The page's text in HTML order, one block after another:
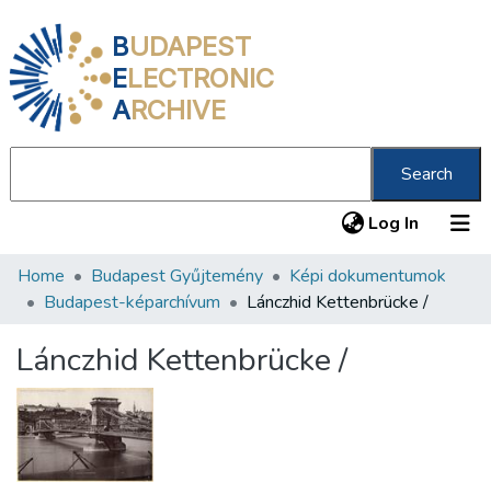
BUDAPEST
ELECTRONIC
ARCHIVE
Search
Log In (current)
Communities & Collections
Statistics
About us
Home Budapest Gyűjtemény
Képi dokumentumok
Budapest-képarchívum
Lánczhid Kettenbrücke /
Lánczhid Kettenbrücke /